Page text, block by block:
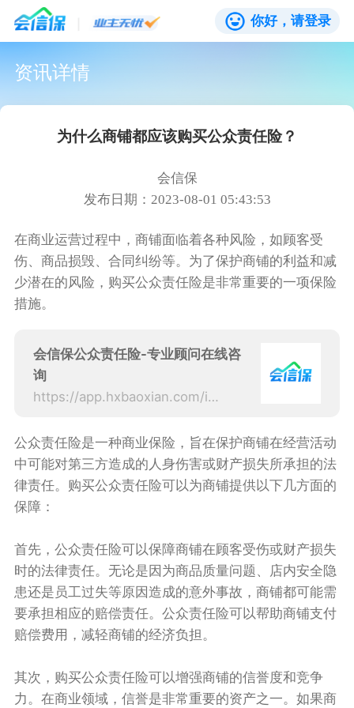
你好，请登录
资讯详情
为什么商铺都应该购买公众责任险？
会信保
发布日期：2023-08-01 05:43:53
在商业运营过程中，商铺面临着各种风险，如顾客受
伤、商品损毁、合同纠纷等。为了保护商铺的利益和减
少潜在的风险，购买公众责任险是非常重要的一项保险
措施。
会信保公众责任险-专业顾问在线咨
询
https://app.hxbaoxian.com/insurance?p=1&l=20&t=1&c=0&sourceType=web
公众责任险是一种商业保险，旨在保护商铺在经营活动
中可能对第三方造成的人身伤害或财产损失所承担的法
律责任。购买公众责任险可以为商铺提供以下几方面的
保障：
首先，公众责任险可以保障商铺在顾客受伤或财产损失
时的法律责任。无论是因为商品质量问题、店内安全隐
患还是员工过失等原因造成的意外事故，商铺都可能需
要承担相应的赔偿责任。公众责任险可以帮助商铺支付
赔偿费用，减轻商铺的经济负担。
其次，购买公众责任险可以增强商铺的信誉度和竞争
力。在商业领域，信誉是非常重要的资产之一。如果商